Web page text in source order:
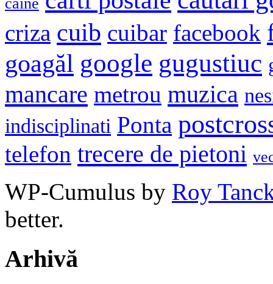
criza cuib cuibar facebook
goagăl google gugustiuc
mancare metrou muzica
indisciplinati Ponta
telefon trecere de pietoni
WP-Cumulus by Roy
better.
Arhivă